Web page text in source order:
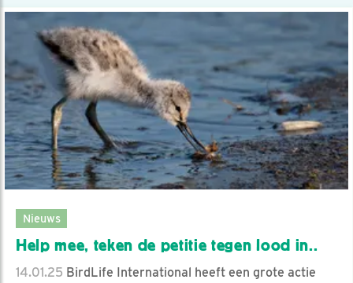
Nieuws
Help mee, teken de petitie tegen lood in..
14.01.25 BirdLife International heeft een grote actie